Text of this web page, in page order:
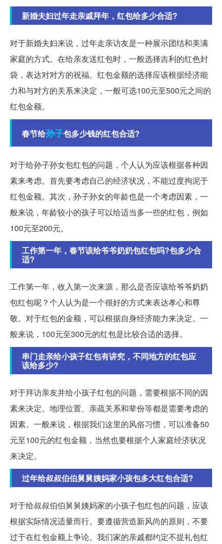
新婚夫妇过年走亲戚拜年，红包给多少合适?
对于新婚夫妇来说，过年走亲访友是一种展示团结和美满
家庭的方式。在给亲友送红包时，一般选择吉利的红色封
袋，表达对对方的祝福。红包金额的选择应该根据经济能
力和与对方的关系来决定，一般可选100元至500元之间的
红包金额。
春节给孙子包多少钱的红包合适?
对于给孙子孙女包红包的问题，个人认为应该根据各种因
素来考虑。首先要考虑自己的经济状况，不能过度拘泥于
红包金额。其次，孙子孙女的年龄也是一个考虑因素，一
般来说，年龄较小的孩子可以给适当多一些的红包，例如
100元至200元。
工作第一年，春节该给爷爷奶奶包红包吗?包多少合
适?
工作第一年，收入第一次来源，那么是否应该给爷爷奶奶
包红包呢？个人认为是一个很好的方式来表达孝心和尊
敬。对于红包的金额，可以根据自身经济能力来决定。一
般来说，100元至300元的红包是比较合适的选择。
串门走亲给小孩子红包有讲究，不同地方的红包应
该给多少?
对于拜访亲友并给小孩子红包的问题，需要根据不同的因
素来决定。地理位置、亲疏关系和辈份等都是需要考虑的
因素。一般来说，根据我们这里的风俗习惯，可以准备50
元至100元的红包金额，当然也要根据个人家庭经济状况
来决定。
过年给叔叔伯伯舅舅姨妈家小孩包多大红包合适?
对于给叔叔伯伯舅舅姨妈家的小孩子包红包的问题，应该
根据实际情况适量而行。要遵循营造新风尚的原则，不要
过于在红包金额上争论。我们家的亲戚都约定不提礼包红